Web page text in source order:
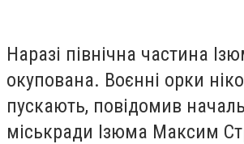
Наразі північна частина
окупована. Воєнні орки
пускають, повідомив
міськради Ізюма Максим